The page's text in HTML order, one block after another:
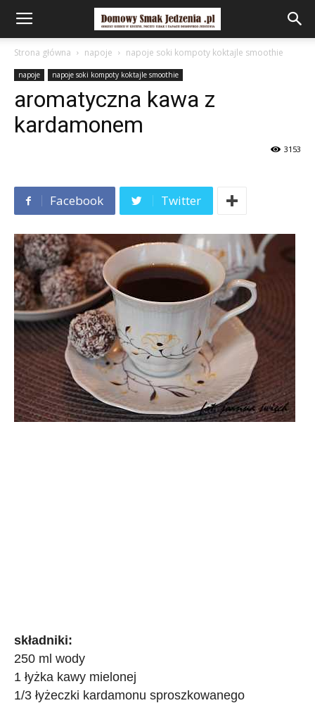
Strona główna napoje napoje soki kompoty koktajle smoothie
napoje napoje soki kompoty koktajle smoothie
aromatyczna kawa z
kardamonem
3153
Facebook Twitter
składniki:
250 ml wody
1 łyżka kawy mielonej
1/3 łyżeczki kardamonu sproszkowanego